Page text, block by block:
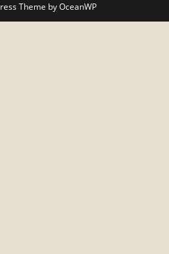
Theme by OceanWP